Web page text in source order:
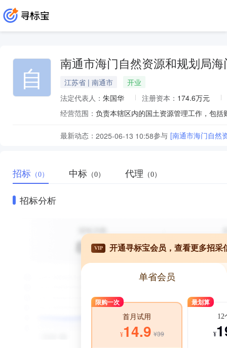
自 南通市海门自然资源和规划局
江苏省 | 南通市
开业
法定代表人： 朱国华 注册资本： 174.6万元
经营范围： 负责本辖区内的国土资源管理工作，包
最新动态： 2025-06-13 10:58参与 [南通市海门自然
招标 （0） 中标 （0） 代理 （0）
招标分析
VIP 开通寻标宝会员，查看更多招采
单省会员
限购一次
首月试用
¥14.9 ¥39
最划算
12
¥